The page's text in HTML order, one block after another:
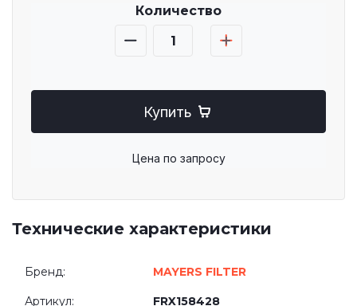
Количество
Купить
Цена по запросу
Технические характеристики
Бренд: MAYERS FILTER
Артикул: FRX158428